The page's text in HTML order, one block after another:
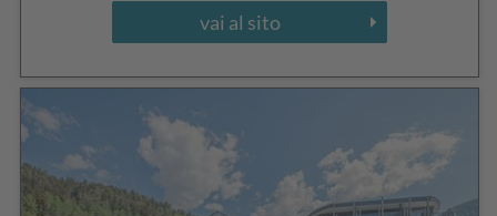
vai al sito